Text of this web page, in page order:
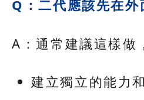
Q：二代應該先在外
A：通常建議這樣做
建立獨立的能力